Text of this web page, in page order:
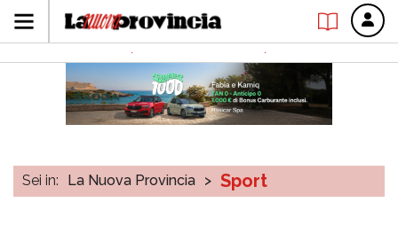
Sei in: La Nuova Provincia > Sport